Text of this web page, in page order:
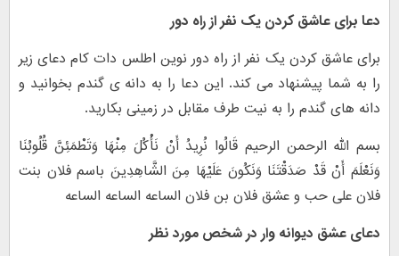
دعا برای عاشق کردن یک نفر از راه دور
برای عاشق کردن یک نفر از راه دور نوین اطلس دات کام دعای زیر
را به شما پیشنهاد می کند. این دعا را به دانه ی گندم بخوانید و
دانه های گندم را به نیت طرف مقابل در زمینی بکارید.
بسم الله الرحمن الرحیم قَالُوا نُرِیدُ أَنْ نَأْکُلَ مِنْهَا وَتَطْمَئِنَّ قُلُوبُنَا
وَنَعْلَمَ أَنْ قَدْ صَدَقْتَنَا وَنَکُونَ عَلَیْهَا مِنَ الشَّاهِدِینَ باسم فلان بنت
فلان علی حب و عشق فلان بن فلان الساعه الساعه الساعه
دعای عشق دیوانه وار در شخص مورد نظر